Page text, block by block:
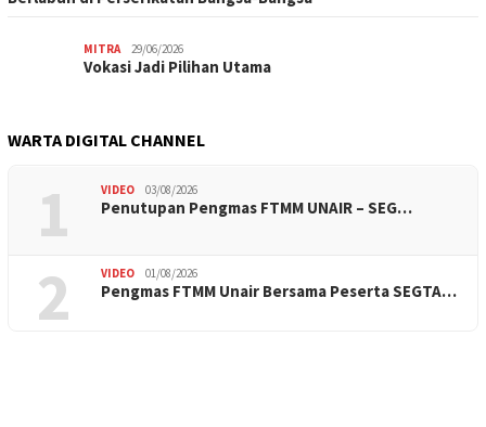
MITRA 29/06/2026
Vokasi Jadi Pilihan Utama
WARTA DIGITAL CHANNEL
1 VIDEO 03/08/2026
Penutupan Pengmas FTMM UNAIR – SEG…
2 VIDEO 01/08/2026
Pengmas FTMM Unair Bersama Peserta SEGTA…